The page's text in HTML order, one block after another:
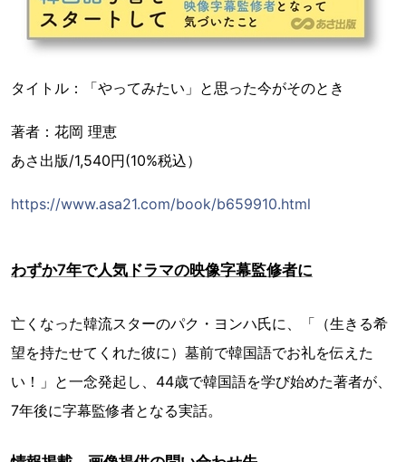
タイトル：「やってみたい」と思った今がそのとき
著者：花岡 理恵
あさ出版/1,540円(10%税込）
https://www.asa21.com/book/b659910.html
わずか7年で人気ドラマの映像字幕監修者に
亡くなった韓流スターのパク・ヨンハ氏に、「（生きる希
望を持たせてくれた彼に）墓前で韓国語でお礼を伝えた
い！」と一念発起し、44歳で韓国語を学び始めた著者が、
7年後に字幕監修者となる実話。